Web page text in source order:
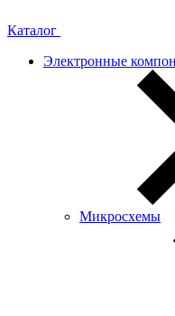
Каталог
Электронные
Микросхемы